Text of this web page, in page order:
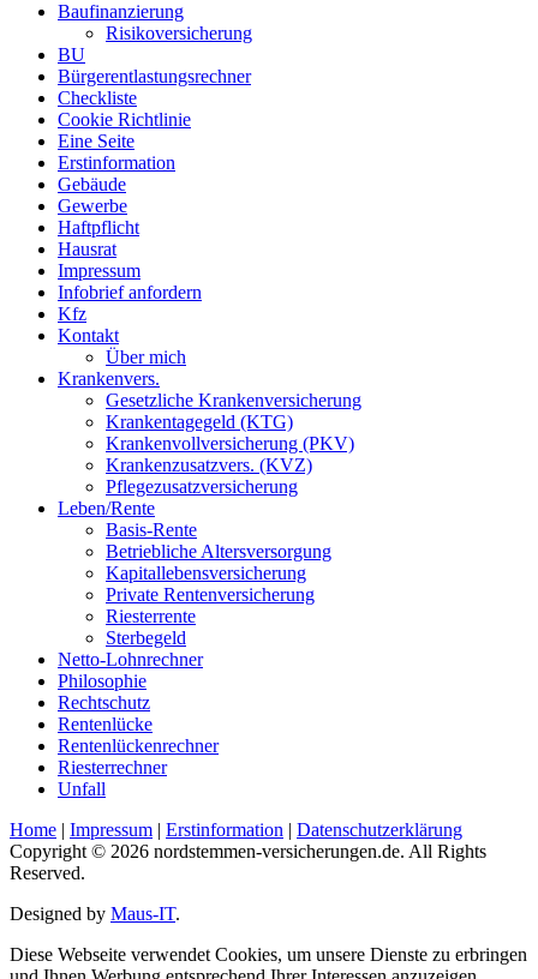
Baufinanzierung
Risikoversicherung
BU
Bürgerentlastungsrechner
Checkliste
Cookie Richtlinie
Eine Seite
Erstinformation
Gebäude
Gewerbe
Haftpflicht
Hausrat
Impressum
Infobrief anfordern
Kfz
Kontakt
Über mich
Krankenvers.
Gesetzliche Krankenversicherung
Krankentagegeld (KTG)
Krankenvollversicherung (PKV)
Krankenzusatzvers. (KVZ)
Pflegezusatzversicherung
Leben/Rente
Basis-Rente
Betriebliche Altersversorgung
Kapitallebensversicherung
Private Rentenversicherung
Riesterrente
Sterbegeld
Netto-Lohnrechner
Philosophie
Rechtschutz
Rentenlücke
Rentenlückenrechner
Riesterrechner
Unfall
Home | Impressum | Erstinformation | Datenschutzerklärung
Copyright © 2026 nordstemmen-versicherungen.de. All Rights
Reserved.
Designed by Maus-IT.
Diese Webseite verwendet Cookies, um unsere Dienste zu erbringen